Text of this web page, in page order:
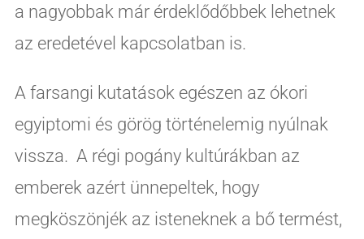
a nagyobbak már érdeklődőbbek lehetnek
az eredetével kapcsolatban is.
A farsangi kutatások egészen az ókori
egyiptomi és görög történelemig nyúlnak
vissza. A régi pogány kultúrákban az
emberek azért ünnepeltek, hogy
megköszönjék az isteneknek a bő termést,